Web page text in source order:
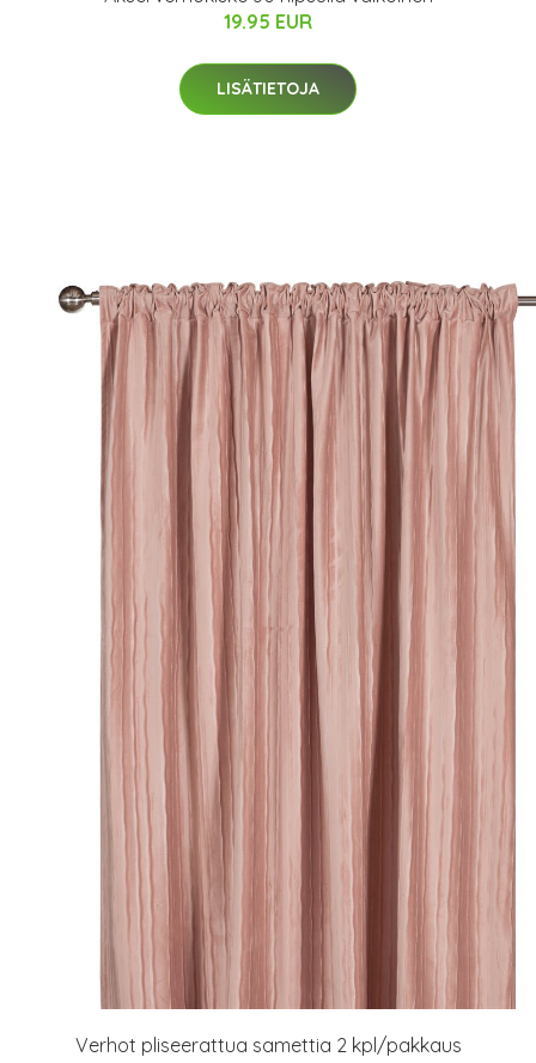
19.95 EUR
LISÄTIETOJA
Verhot pliseerattua samettia 2 kpl/pakkaus